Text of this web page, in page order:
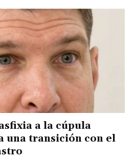
a la cúpula
una transición con el